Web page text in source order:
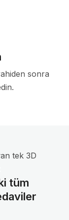
sonra
tek 3D
tüm